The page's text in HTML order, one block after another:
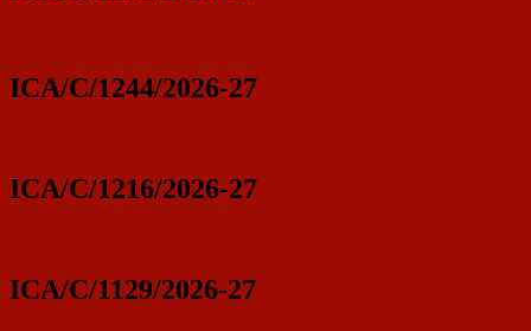
ICA/C/1244/2026-27
ICA/C/1216/2026-27
ICA/C/1129/2026-27